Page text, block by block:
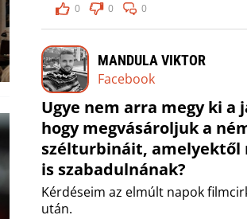
0
0 0
MANDULA VIKTOR
Facebook
Ugye nem arra megy ki a
hogy megvásároljuk a
szélturbináit, amelyektől
is szabadulnának?
Kérdéseim az elmúlt napok
után.